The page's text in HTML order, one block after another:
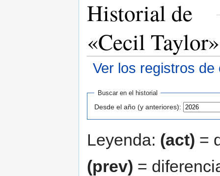
Historial de
«Cecil Taylor»
Ver los registros de
Buscar en el historial
Desde el año (y anteriores):
Leyenda: (act) =
(prev) =